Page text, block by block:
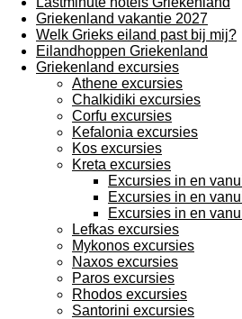
Griekenland vakantie 2027
Welk Grieks eiland past bij mij?
Eilandhoppen Griekenland
Griekenland excursies
Athene excursies
Chalkidiki excursies
Corfu excursies
Kefalonia excursies
Kos excursies
Kreta excursies
Excursies in en
Excursies in en
Excursies in en
Lefkas excursies
Mykonos excursies
Naxos excursies
Paros excursies
Rhodos excursies
Santorini excursies